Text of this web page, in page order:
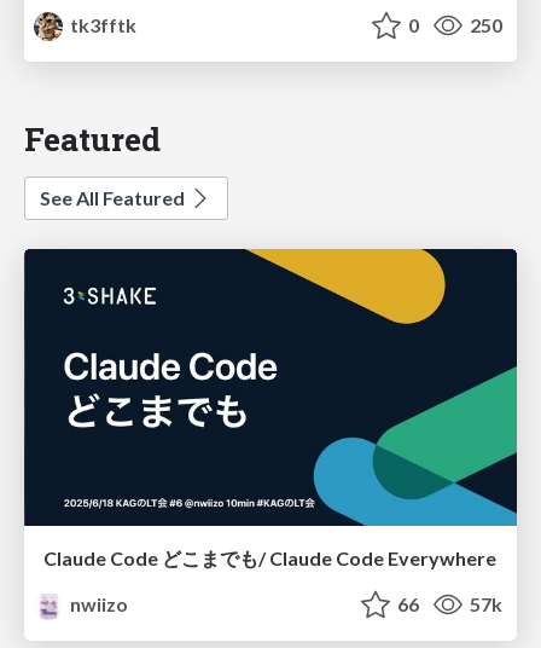
tk3fftk
0 250
Featured
See All Featured
Claude Code どこまでも/ Claude Code Everywhere
nwiizo
66 57k